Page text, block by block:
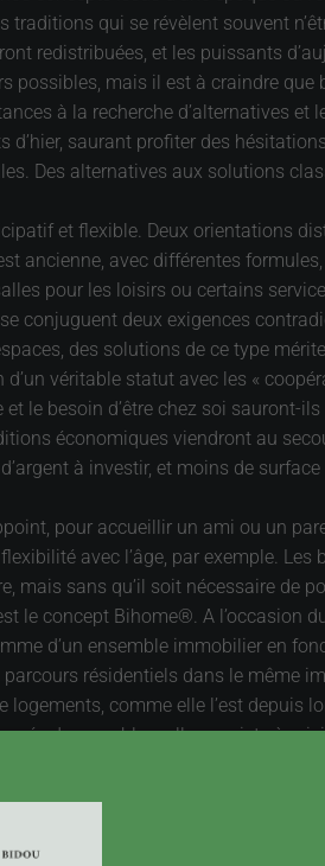
qui se révèlent souvent
redistribuées, et les puissants
mais il est à craindre que
à la recherche d’alternatives
saurant profiter des
Des alternatives aux solutions
et flexible. Deux orientations
ancienne, avec différentes
pour les loisirs ou certains
conjuguent deux exigences
des solutions de ce type
véritable statut avec les «
le besoin d’être chez soi sauront-
économiques viendront au
à investir, et moins de
pour accueillir un ami ou un
avec l’âge, par exemple.
sans qu’il soit nécessaire de
le concept Bihome®. A l’occasion
d’un ensemble immobilier en
résidentiels dans le même
comme elle l’est depuis
dans ce blog, elle consiste à
d’une voiture quand on en a
voiture, quel que soit le besoin
sert pas. Ça coûte cher, et c’est
les besoins d’un tas de